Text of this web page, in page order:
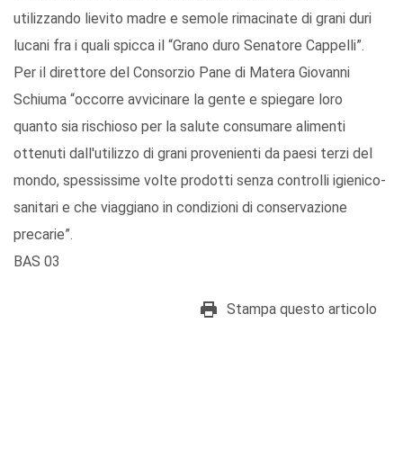
utilizzando lievito madre e semole rimacinate di grani duri
lucani fra i quali spicca il “Grano duro Senatore Cappelli”.
Per il direttore del Consorzio Pane di Matera Giovanni
Schiuma “occorre avvicinare la gente e spiegare loro
quanto sia rischioso per la salute consumare alimenti
ottenuti dall'utilizzo di grani provenienti da paesi terzi del
mondo, spessissime volte prodotti senza controlli igienico-
sanitari e che viaggiano in condizioni di conservazione
precarie”.
BAS 03
Stampa questo articolo